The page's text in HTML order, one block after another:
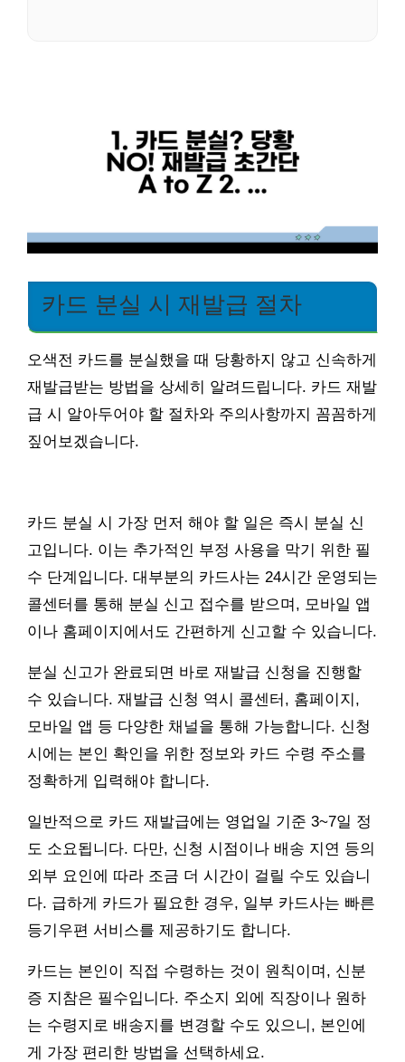
카드 분실 시 재발급 절차
오색전 카드를 분실했을 때 당황하지 않고 신속하게
재발급받는 방법을 상세히 알려드립니다. 카드 재발
급 시 알아두어야 할 절차와 주의사항까지 꼼꼼하게
짚어보겠습니다.
카드 분실 시 가장 먼저 해야 할 일은 즉시 분실 신
고입니다. 이는 추가적인 부정 사용을 막기 위한 필
수 단계입니다. 대부분의 카드사는 24시간 운영되는
콜센터를 통해 분실 신고 접수를 받으며, 모바일 앱
이나 홈페이지에서도 간편하게 신고할 수 있습니다.
분실 신고가 완료되면 바로 재발급 신청을 진행할
수 있습니다. 재발급 신청 역시 콜센터, 홈페이지,
모바일 앱 등 다양한 채널을 통해 가능합니다. 신청
시에는 본인 확인을 위한 정보와 카드 수령 주소를
정확하게 입력해야 합니다.
일반적으로 카드 재발급에는 영업일 기준 3~7일 정
도 소요됩니다. 다만, 신청 시점이나 배송 지연 등의
외부 요인에 따라 조금 더 시간이 걸릴 수도 있습니
다. 급하게 카드가 필요한 경우, 일부 카드사는 빠른
등기우편 서비스를 제공하기도 합니다.
카드는 본인이 직접 수령하는 것이 원칙이며, 신분
증 지참은 필수입니다. 주소지 외에 직장이나 원하
는 수령지로 배송지를 변경할 수도 있으니, 본인에
게 가장 편리한 방법을 선택하세요.